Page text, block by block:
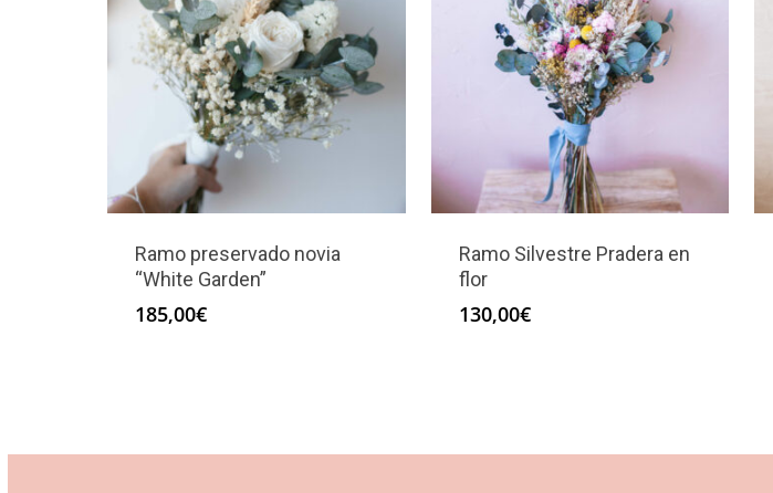
Ramo preservado novia
“White Garden”
185,00€
Ramo Silvestre Pradera en
flor
130,00€